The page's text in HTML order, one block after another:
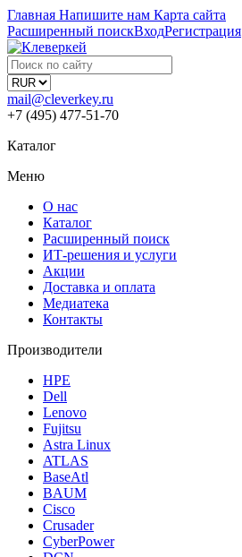
Главная Напишите нам Карта сайта
Расширенный поискВходРегистрация
mail@cleverkey.ru
+7 (495) 477-51-70
Каталог
Меню
О нас
Каталог
Расширенный поиск
ИТ-решения и услуги
Акции
Доставка и оплата
Медиатека
Контакты
Производители
HPE
Dell
Lenovo
Fujitsu
Astra Linux
ATLAS
BaseAtl
BAUM
Cisco
Crusader
CyberPower